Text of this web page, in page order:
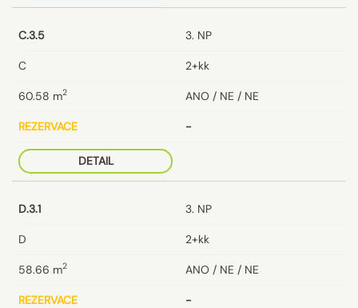
C.3.5 3. NP
C 2+kk
60.58 m2 ANO / NE / NE
REZERVACE -
DETAIL
D.3.1 3. NP
D 2+kk
58.66 m2 ANO / NE / NE
REZERVACE -